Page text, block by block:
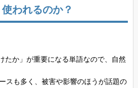
われるのか？
たか」が重要になる単語なので、自然
スも多く、被害や影響のほうが話題の